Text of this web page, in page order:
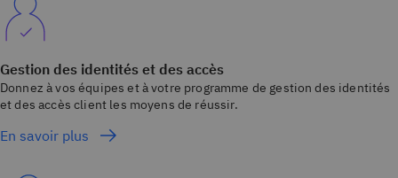
Gestion des identités et des accès
Donnez à vos équipes et à votre programme de gestion des identités
et des accès client les moyens de réussir.
En savoir plus